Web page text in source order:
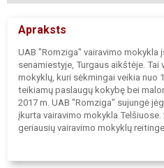
Apraksts
UAB "Romziga" vairavimo mokykla
senamiestyje, Turgaus aikštėje. Tai
mokyklų, kuri sėkmingai veikia nuo
teikiamų paslaugų kokybę bei
2017 m. UAB "Romziga" sujungė
įkurta vairavimo mokykla
geriausių vairavimo mokyklų
pagal egzaminų išlaikymo
ir modernus požiūris - geriausią,